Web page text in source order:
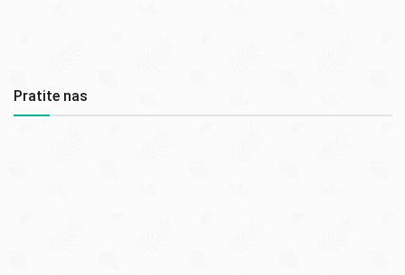
Pratite nas